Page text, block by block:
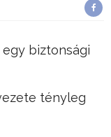
biztonsági
tényleg